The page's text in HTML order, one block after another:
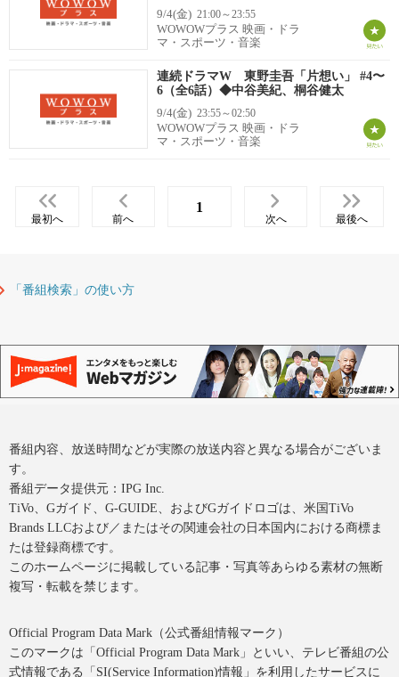
9/4(金) 21:00～23:55
WOWOWプラス 映画・ドラ
マ・スポーツ・音楽
連続ドラマW 東野圭吾「片想い」 #4〜
6（全6話）◆中谷美紀、桐谷健太
9/4(金) 23:55～02:50
WOWOWプラス 映画・ドラ
マ・スポーツ・音楽
最初へ 前へ
1
次へ 最後へ
「番組検索」の使い方
番組内容、放送時間などが実際の放送内容と異なる場合がございま
す。
番組データ提供元：IPG Inc.
TiVo、Gガイド、G-GUIDE、およびGガイドロゴは、米国TiVo
Brands LLCおよび／またはその関連会社の日本国内における商標ま
たは登録商標です。
このホームページに掲載している記事・写真等あらゆる素材の無断
複写・転載を禁じます。
Official Program Data Mark（公式番組情報マーク）
このマークは「Official Program Data Mark」といい、テレビ番組の公
式情報である「SI(Service Information)情報」を利用したサービスに